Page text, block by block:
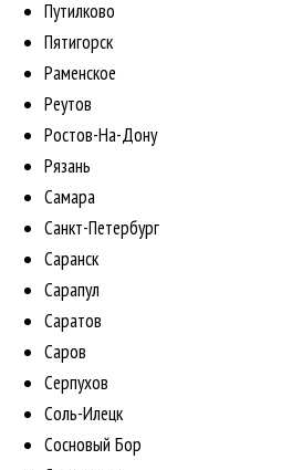
Путилково
Пятигорск
Раменское
Реутов
Ростов-На-Дону
Рязань
Самара
Санкт-Петербург
Саранск
Сарапул
Саратов
Саров
Серпухов
Соль-Илецк
Сосновый Бор